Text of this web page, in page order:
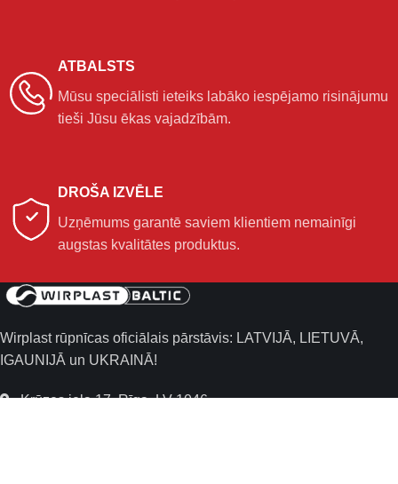
ATBALSTS
Mūsu speciālisti ieteiks labāko iespējamo risinājumu
tieši Jūsu ēkas vajadzībām.
DROŠA IZVĒLE
Uzņēmums garantē saviem klientiem nemainīgi
augstas kvalitātes produktus.
Wirplast rūpnīcas oficiālais pārstāvis: LATVIJĀ, LIETUVĀ,
IGAUNIJĀ un UKRAINĀ!
Krūzes iela 17, Rīga, LV-1046